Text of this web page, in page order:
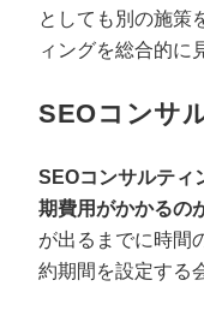
としても別の施策
ィングを総合的に
SEOコンサ
SEOコンサルティ
期費用がかかるの
が出るまでに時間
約期間を設定する